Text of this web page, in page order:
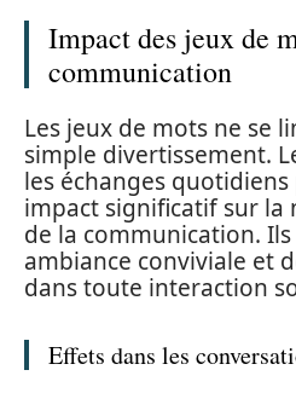
Impact des jeux de
communication
Les jeux de mots ne se
simple divertissement.
les échanges
impact significatif sur la
de la communication.
ambiance conviviale et
dans toute interaction
Effets dans les